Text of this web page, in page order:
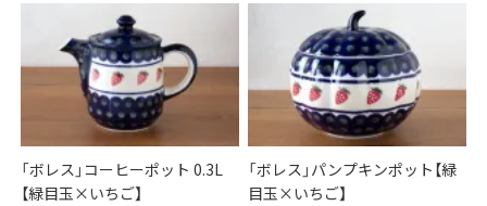
「ボレス」コーヒーポット 0.3L
【緑目玉×いちご】
「ボレス」パンプキンポット【緑
目玉×いちご】